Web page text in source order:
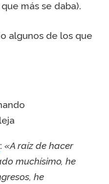
más se daba).
algunos de los que
: «A raíz de hacer
muchísimo, he
he